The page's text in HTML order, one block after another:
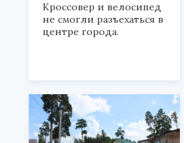
Кроссовер и велосипед
не смогли разъехаться в
центре города.